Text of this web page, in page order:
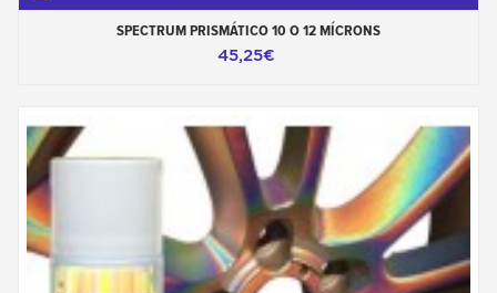
SPECTRUM PRISMÁTICO 10 O 12 MÍCRONS
45,25€